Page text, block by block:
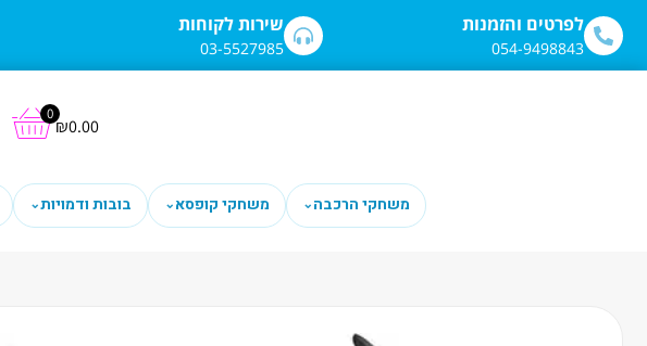
לתוכן שירות לקוחות
03-5527985
לפרטים והזמנות
054-9498843
₪0.00
0
משחקי הרכבה⌄ משחקי קופסא⌄ בובות ודמויות⌄